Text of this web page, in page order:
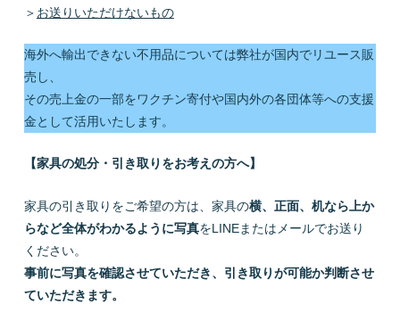
＞ お送りいただけないもの
海外へ輸出できない不用品については弊社が国内でリユース販
売し、
その売上金の一部をワクチン寄付や国内外の各団体等への支援
金として活用いたします。
【家具の処分・引き取りをお考えの方へ】
家具の引き取りをご希望の方は、家具の横、正面、机なら上か
らなど全体がわかるように写真をLINEまたはメールでお送り
ください。
事前に写真を確認させていただき、引き取りが可能か判断させ
ていただきます。